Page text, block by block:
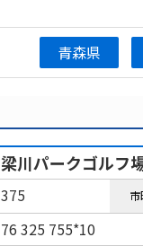
青森県
梁川パークゴルフ
375
76 325 755*10